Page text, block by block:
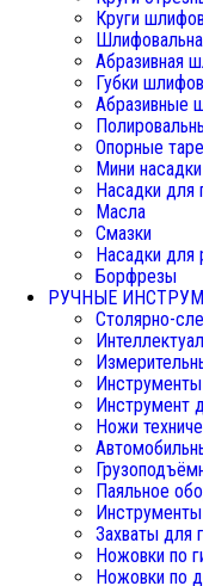
Круги
Абразивная
Губки
Абразивные
Опорные
Мини
Насадки для
Масла
Смазки
Насадки для
Борфрезы
РУЧНЫЕ
Столярно-
Инструмент
Ножи
Паяльное
Захваты для
Ножовки по
Ножовки по